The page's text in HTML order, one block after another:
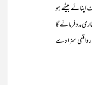
بیٹھے ہو
مدد فرمائے گا
واقعی سزا دے